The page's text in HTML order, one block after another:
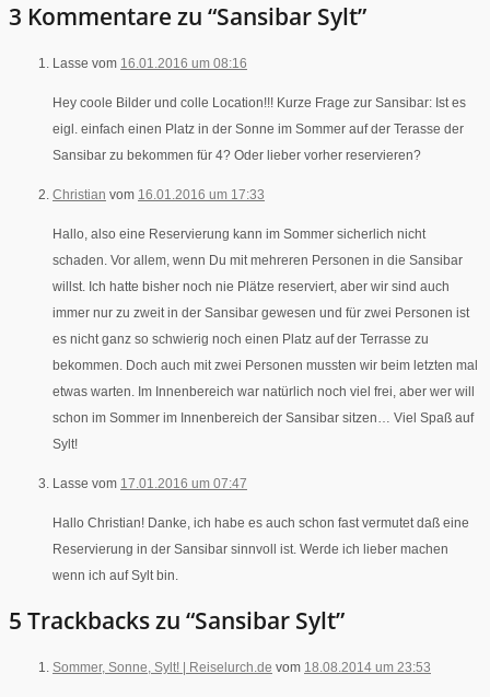
3 Kommentare zu “Sansibar Sylt”
Lasse vom 16.01.2016 um 08:16
Hey coole Bilder und colle Location!!! Kurze Frage zur Sansibar: Ist es
eigl. einfach einen Platz in der Sonne im Sommer auf der Terasse der
Sansibar zu bekommen für 4? Oder lieber vorher reservieren?
Christian vom 16.01.2016 um 17:33
Hallo, also eine Reservierung kann im Sommer sicherlich nicht
schaden. Vor allem, wenn Du mit mehreren Personen in die Sansibar
willst. Ich hatte bisher noch nie Plätze reserviert, aber wir sind auch
immer nur zu zweit in der Sansibar gewesen und für zwei Personen ist
es nicht ganz so schwierig noch einen Platz auf der Terrasse zu
bekommen. Doch auch mit zwei Personen mussten wir beim letzten mal
etwas warten. Im Innenbereich war natürlich noch viel frei, aber wer will
schon im Sommer im Innenbereich der Sansibar sitzen… Viel Spaß auf
Sylt!
Lasse vom 17.01.2016 um 07:47
Hallo Christian! Danke, ich habe es auch schon fast vermutet daß eine
Reservierung in der Sansibar sinnvoll ist. Werde ich lieber machen
wenn ich auf Sylt bin.
5 Trackbacks zu “Sansibar Sylt”
Sommer, Sonne, Sylt! | Reiselurch.de vom 18.08.2014 um 23:53